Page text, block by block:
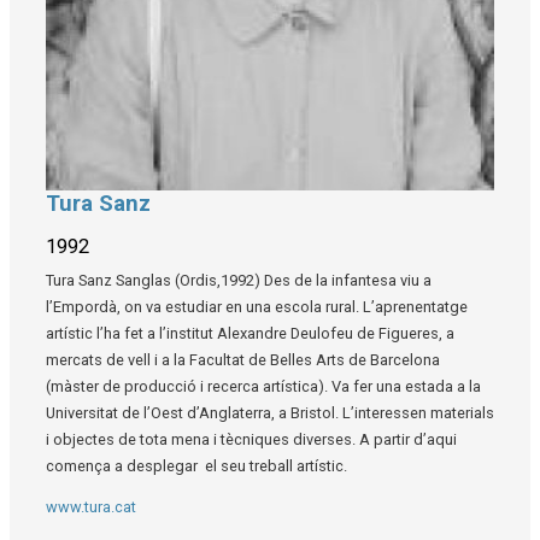
Diapositiva 1 de 1
Tura Sanz
1992
Tura Sanz Sanglas (Ordis,1992) Des de la infantesa viu a
l’Empordà, on va estudiar en una escola rural. L’aprenentatge
artístic l’ha fet a l’institut Alexandre Deulofeu de Figueres, a
mercats de vell i a la Facultat de Belles Arts de Barcelona
(màster de producció i recerca artística). Va fer una estada a la
Universitat de l’Oest d’Anglaterra, a Bristol. L’interessen materials
i objectes de tota mena i tècniques diverses. A partir d’aqui
comença a desplegar el seu treball artístic.
www.tura.cat